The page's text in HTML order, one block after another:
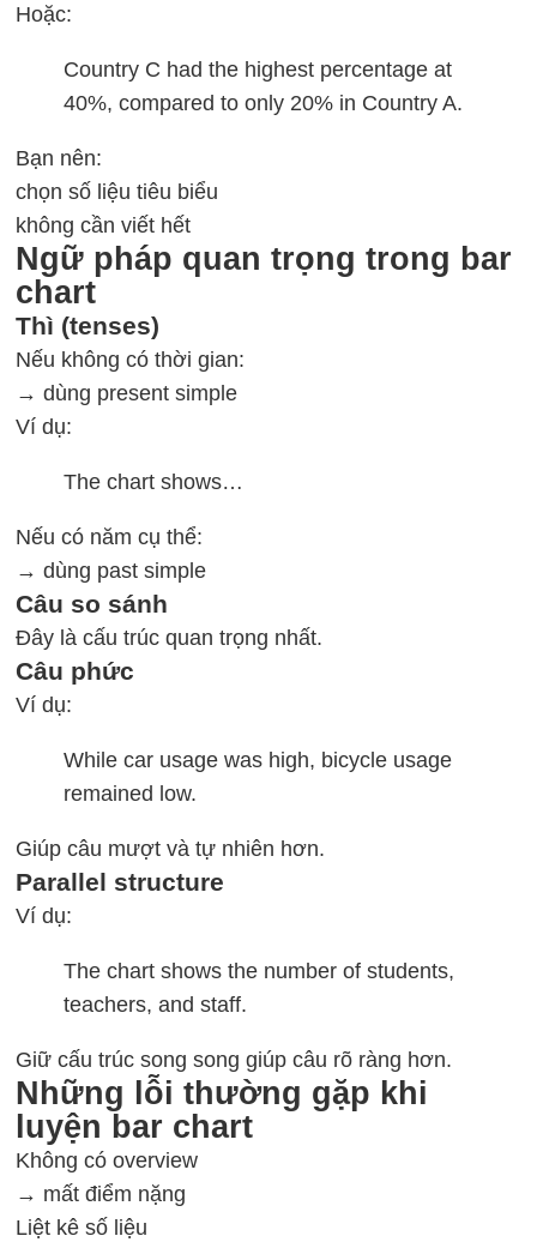
Hoặc:
Country C had the highest percentage at
40%, compared to only 20% in Country A.
Bạn nên:
chọn số liệu tiêu biểu
không cần viết hết
Ngữ pháp quan trọng trong bar
chart
Thì (tenses)
Nếu không có thời gian:
→ dùng present simple
Ví dụ:
The chart shows…
Nếu có năm cụ thể:
→ dùng past simple
Câu so sánh
Đây là cấu trúc quan trọng nhất.
Câu phức
Ví dụ:
While car usage was high, bicycle usage
remained low.
Giúp câu mượt và tự nhiên hơn.
Parallel structure
Ví dụ:
The chart shows the number of students,
teachers, and staff.
Giữ cấu trúc song song giúp câu rõ ràng hơn.
Những lỗi thường gặp khi
luyện bar chart
Không có overview
→ mất điểm nặng
Liệt kê số liệu